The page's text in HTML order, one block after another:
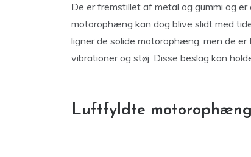
De er fremstillet af metal og gummi og
motorophæng kan dog blive slidt med
ligner de solide motorophæng, men de
vibrationer og støj. Disse beslag kan
Luftfyldte